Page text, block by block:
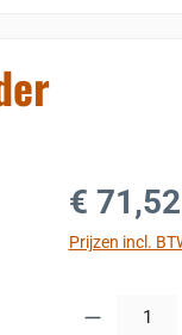
Normale prijs:
€ 71,52
Prijzen incl.